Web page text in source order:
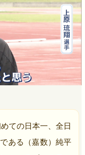
ての日本一、全日
ある（嘉数）純平